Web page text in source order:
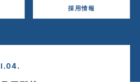
採用情報